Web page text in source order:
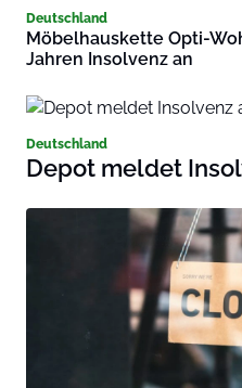
Deutschland
Möbelhauskette Opti-
Jahren Insolvenz an
Deutschland
Depot meldet